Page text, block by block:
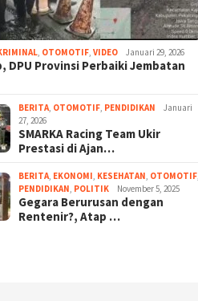
OTOMOTIF ,VIDEO Januari 29, 2026
DPU Provinsi Perbaiki Jembatan
BERITA OTOMOTIF PENDIDIKAN
Januari
27, 2026
SMARKA Racing Team Ukir
Prestasi di Ajan…
BERITA EKONOMI KESEHATAN OTOMOTIF
PENDIDIKAN POLITIK November 5, 2025
Gegara Berurusan dengan
Rentenir?, Atap …